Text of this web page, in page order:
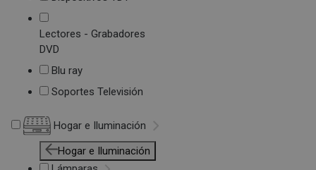
Lectores - Grabadores
DVD
Blu ray
Soportes Televisión
Hogar e Iluminación
Hogar e Iluminación